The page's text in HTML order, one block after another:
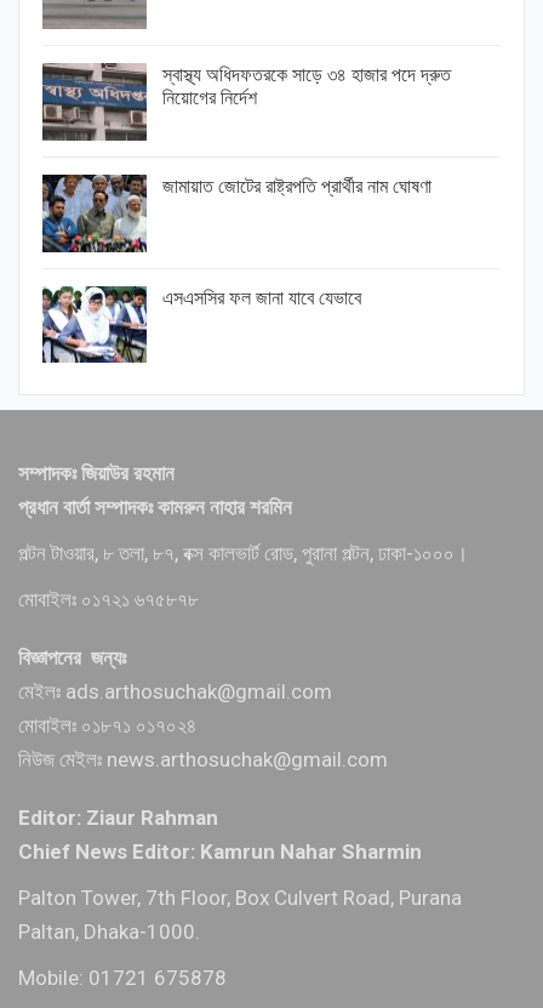
স্বাস্থ্য অধিদফতরকে সাড়ে ৩৪ হাজার পদে দ্রুত
নিয়োগের নির্দেশ
জামায়াত জোটের রাষ্ট্রপতি প্রার্থীর নাম ঘোষণা
এসএসসির ফল জানা যাবে যেভাবে
সম্পাদকঃ জিয়াউর রহমান
প্রধান বার্তা সম্পাদকঃ কামরুন নাহার শরমিন
পল্টন টাওয়ার, ৮ তলা, ৮৭, বক্স কালভার্ট রোড, পুরানা পল্টন, ঢাকা-১০০০।
মোবাইলঃ ০১৭২১ ৬৭৫৮৭৮
বিজ্ঞাপনের জন্যঃ
মেইলঃ ads.arthosuchak@gmail.com
মোবাইলঃ ০১৮৭১ ০১৭০২৪
নিউজ মেইলঃ news.arthosuchak@gmail.com
Editor: Ziaur Rahman
Chief News Editor: Kamrun Nahar Sharmin
Palton Tower, 7th Floor, Box Culvert Road, Purana
Paltan, Dhaka-1000.
Mobile: 01721 675878